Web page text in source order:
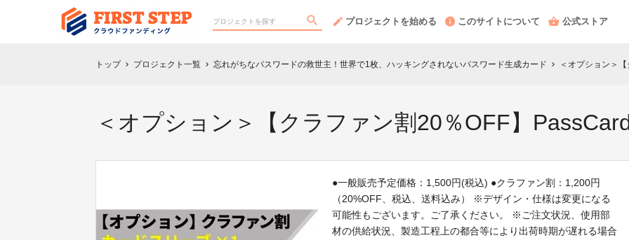
プロジェクトを始める このサイトについて 公式ストア
トップ chevron_right プロジェクト一覧 chevron_right 忘れがちなパスワードの救世主！世界で1枚、ハッキングされないパスワード生成カード chevron_right ＜オプション＞
＜オプション＞【クラファン割20％OFF】
●一般販売予定価格：1,500円(税込) ●クラファン割：1,200円
（20%OFF、税込、送料込み） ※デザイン・仕様は変更になる
可能性もございます。ご了承ください。 ※ご注文状況、使用部
材の供給状況、製造工程上の都合等により出荷時期が遅れる場合